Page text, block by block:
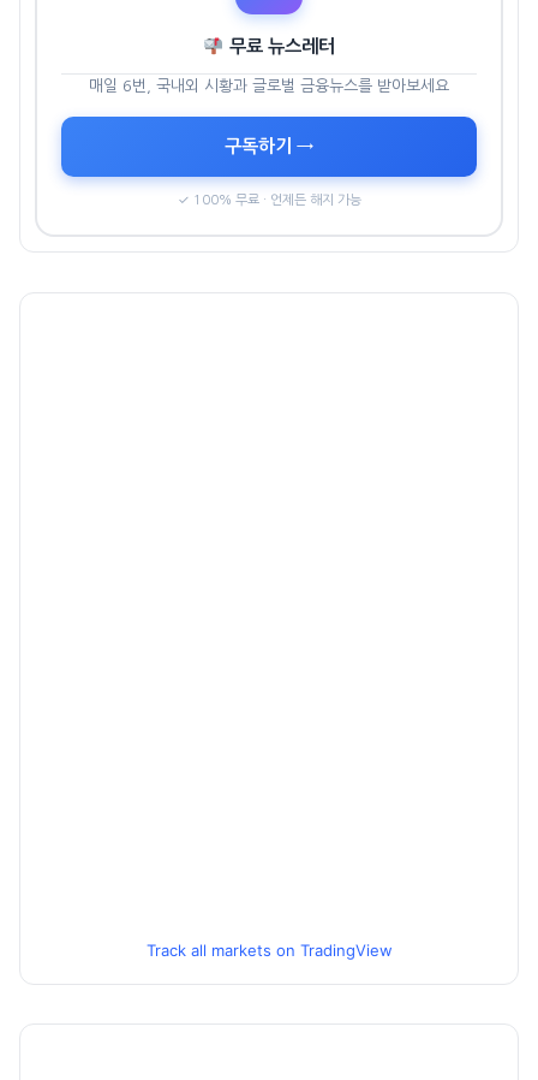
무료 뉴스레터
매일 6번, 국내외 시황과 글로벌 금융뉴스를 받아보세요
구독하기 →
✓ 100% 무료 · 언제든 해지 가능
Track all markets on TradingView